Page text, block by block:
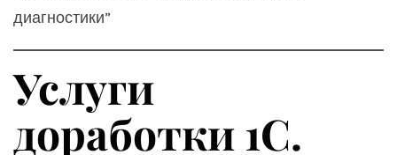
диагностики”
Услуги
доработки 1С.